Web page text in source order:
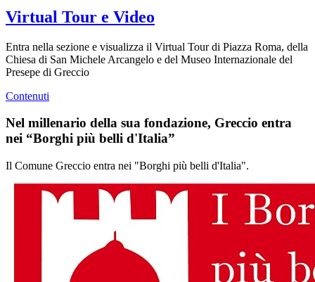
Virtual Tour e Video
Entra nella sezione e visualizza il Virtual Tour di Piazza Roma, della
Chiesa di San Michele Arcangelo e del Museo Internazionale del
Presepe di Greccio
Contenuti
Nel millenario della sua fondazione, Greccio entra
nei “Borghi più belli d'Italia”
Il Comune Greccio entra nei "Borghi più belli d'Italia".